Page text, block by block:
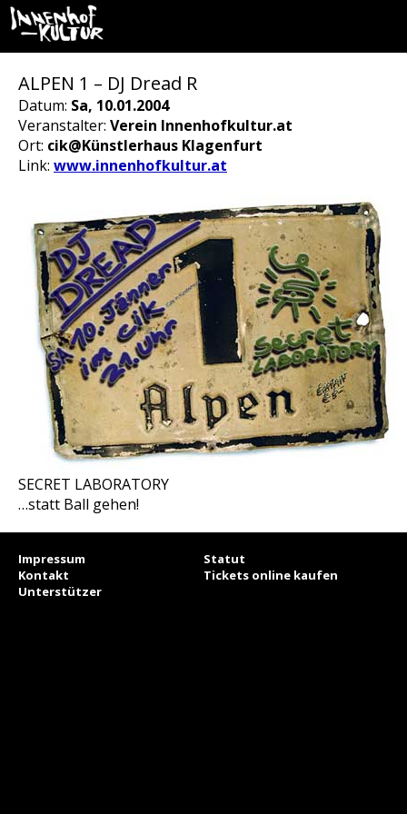
ALPEN 1 – DJ Dread R
Datum: Sa, 10.01.2004
Veranstalter: Verein Innenhofkultur.at
Ort: cik@Künstlerhaus Klagenfurt
Link: www.innenhofkultur.at
SECRET LABORATORY
…statt Ball gehen!
Impressum
Statut
Kontakt
Tickets online kaufen
Unterstützer